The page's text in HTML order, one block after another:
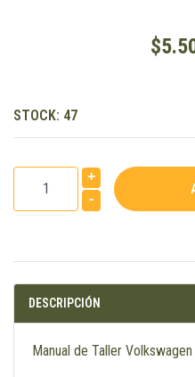
STOCK: 47
+
-
DESCRIPCIÓN
Manual de Taller